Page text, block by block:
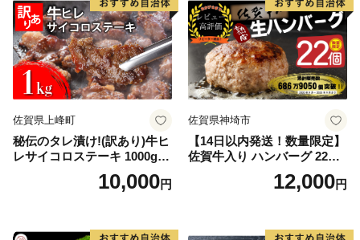
佐賀県上峰町
秘伝のタレ漬け!(訳あり)牛ヒ
レサイコロステーキ 1000g
10,000円
佐賀県神埼市
【14日以内発送！数量限定】
佐賀牛入り ハンバーグ 22個
2.6kg(120g×22個)【佐賀牛
黒毛和牛 ブランド牛 九州 ハ
気】(H083106)
12,000円